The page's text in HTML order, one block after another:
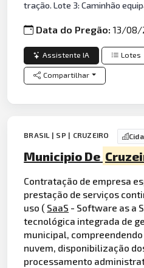
tração. Lote 3: Caminhão
Data do Pregão:13/08/
Assistente IA Lotes
Compartilhar
BRASIL | SP | CRUZEIRO
Municipio De
Contratação de empresa
prestação de serviços
uso ( SaaS - Software as a
tecnológica integrada de
municipal,
nuvem, disponibilização
processamento